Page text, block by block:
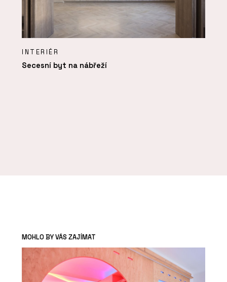
INTERIÉR
Secesní byt na nábřeží
MOHLO BY VÁS ZAJÍMAT